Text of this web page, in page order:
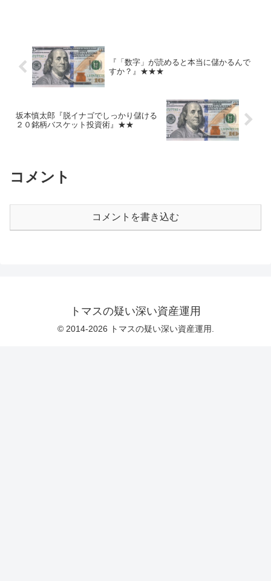
『「数字」が読めると本当に儲かるんで
すか？』★★★
坂本慎太郎『脱イナゴでしっかり儲ける
２０銘柄バスケット投資術』★★
コメント
コメントを書き込む
トマスの疑い深い資産運用
© 2014-2026 トマスの疑い深い資産運用.